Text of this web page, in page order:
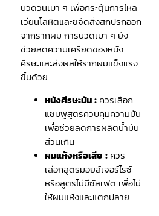
นวดวนเบา ๆ เพื่อกระตุ้นการไหล
เวียนโลหิตและขจัดสิ่งสกปรกออก
จากรากผม การนวดเบา ๆ ยัง
ช่วยลดความเครียดของหนัง
ศีรษะและส่งผลให้รากผมแข็งแรง
ขึ้นด้วย
หนังศีรษะมัน : ควรเลือก
แชมพูสูตรควบคุมความมัน
เพื่อช่วยลดการผลิตน้ำมัน
ส่วนเกิน
ผมแห้งหรือเสีย : ควร
เลือกสูตรมอยส์เจอร์ไรซ์
หรือสูตรไม่มีซัลเฟต เพื่อไม่
ให้ผมแห้งและแตกปลาย